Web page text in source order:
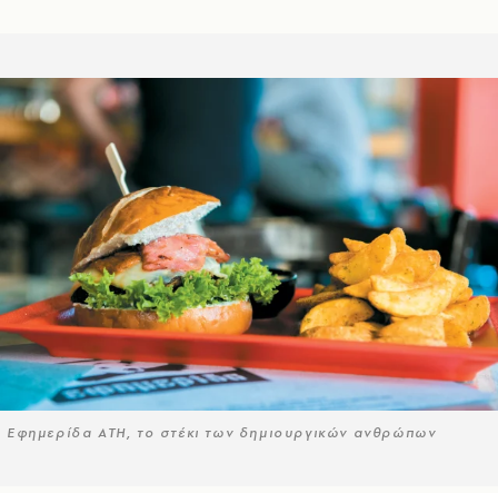
Εφημερίδα ATH, το στέκι των δημιουργικών ανθρώπων